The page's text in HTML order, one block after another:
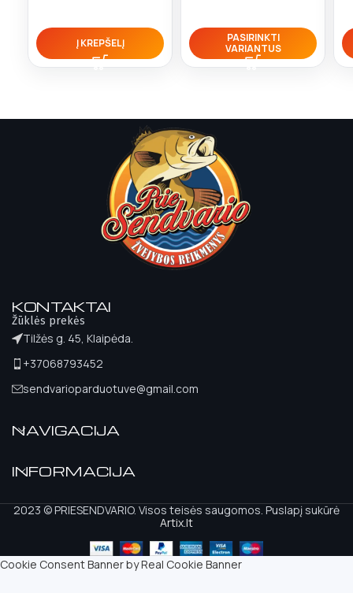
Į KREPŠELĮ
PASIRINKTI
VARIANTUS
KONTAKTAI
Žūklės prekės
Tilžės g. 45, Klaipėda.
+37068793452
sendvarioparduotuve@gmail.com
NAVIGACIJA
INFORMACIJA
2023 © PRIESENDVARIO. Visos teisės saugomos. Puslapį sukūrė
Artix.lt
Cookie Consent Banner by Real Cookie Banner